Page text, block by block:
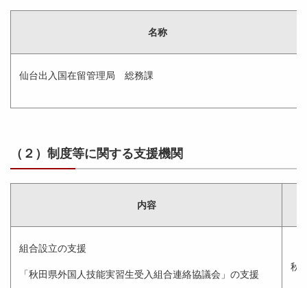
名称
仙台出入国在留管理局 総務課
（２）制度等に関する支援機関
内容
組合設立の支援
「秋田県外国人技能実習生受入組合連絡協議会」の支援
秋